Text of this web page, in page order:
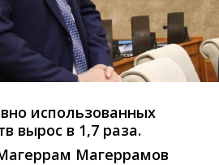
использованных
вырос в 1,7 раза.
Магеррамов